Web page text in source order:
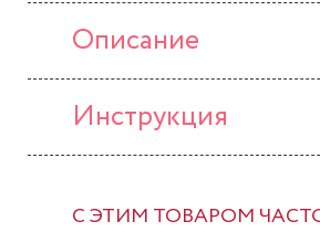
Описание
Инструкция
С ЭТИМ ТОВАРОМ